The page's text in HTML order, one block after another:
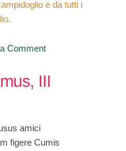
e da tutti i
Commenton
oche
III
amici
figere Cumis